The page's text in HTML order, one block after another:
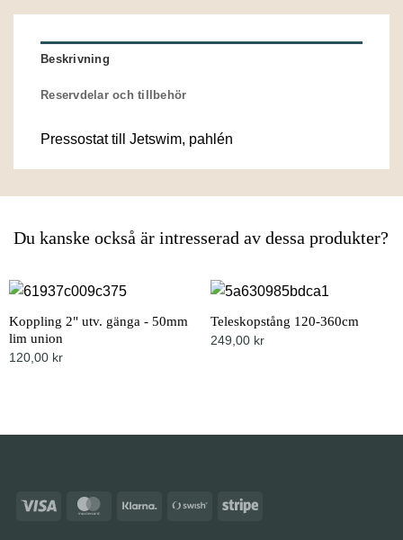
Beskrivning
Reservdelar och tillbehör
Pressostat till Jetswim, pahlén
Du kanske också är intresserad av dessa produkter?
Koppling 2" utv. gänga - 50mm
lim union
120,00 kr
Teleskopstång 120-360cm
249,00 kr
Visa MasterCardKlarna Swish
Stripe